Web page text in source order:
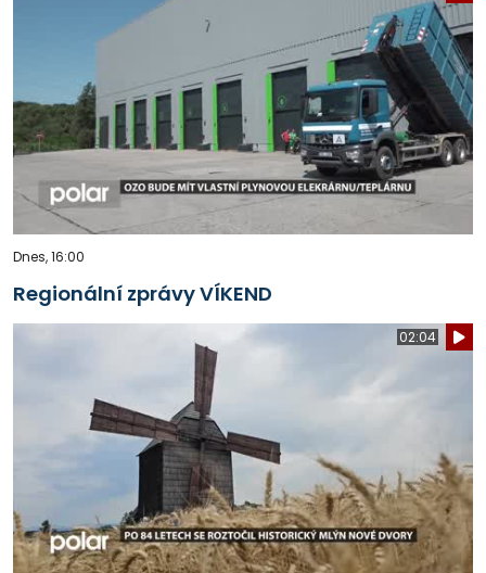
Dnes, 16:00
Regionální zprávy VÍKEND
02:04